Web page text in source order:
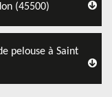
(45500)
pelouse à Saint